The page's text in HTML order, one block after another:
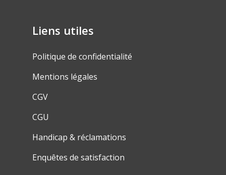
Liens utiles
Politique de confidentialité
Mentions légales
CGV
CGU
Handicap & réclamations
Enquêtes de satisfaction